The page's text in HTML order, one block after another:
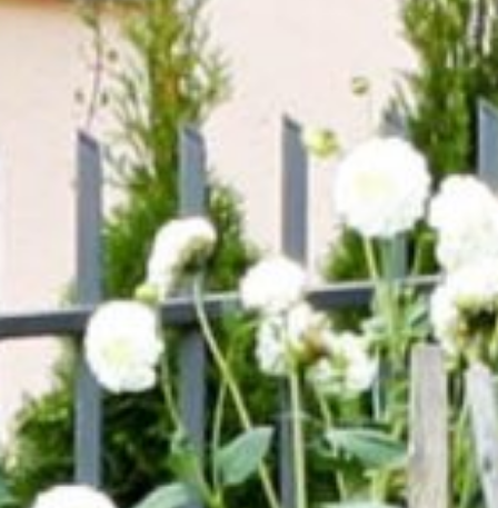
Kundenportal